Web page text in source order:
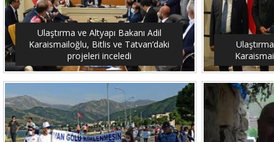
Ulaştırma ve Altyapı Bakanı Adil
Karaismailoğlu, Bitlis ve Tatvan’daki
projeleri inceledi